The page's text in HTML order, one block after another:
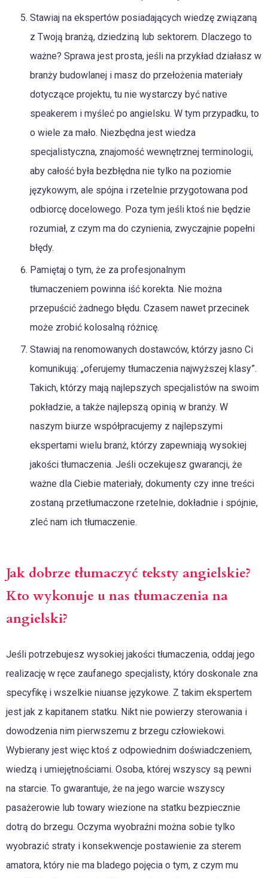
Stawiaj na ekspertów posiadających wiedzę związaną
z Twoją branżą, dziedziną lub sektorem. Dlaczego to
ważne? Sprawa jest prosta, jeśli na przykład działasz w
branży budowlanej i masz do przełożenia materiały
dotyczące projektu, tu nie wystarczy być native
speakerem i myśleć po angielsku. W tym przypadku, to
o wiele za mało. Niezbędna jest wiedza
specjalistyczna, znajomość wewnętrznej terminologii,
aby całość była bezbłędna nie tylko na poziomie
językowym, ale spójna i rzetelnie przygotowana pod
odbiorcę docelowego. Poza tym jeśli ktoś nie będzie
rozumiał, z czym ma do czynienia, zwyczajnie popełni
błędy.
Pamiętaj o tym, że za profesjonalnym
tłumaczeniem powinna iść korekta. Nie można
przepuścić żadnego błędu. Czasem nawet przecinek
może zrobić kolosalną różnicę.
Stawiaj na renomowanych dostawców, którzy jasno Ci
komunikują: „oferujemy tłumaczenia najwyższej klasy”.
Takich, którzy mają najlepszych specjalistów na swoim
pokładzie, a także najlepszą opinią w branży. W
naszym biurze współpracujemy z najlepszymi
ekspertami wielu branż, którzy zapewniają wysokiej
jakości tłumaczenia. Jeśli oczekujesz gwarancji, że
ważne dla Ciebie materiały, dokumenty czy inne treści
zostaną przetłumaczone rzetelnie, dokładnie i spójnie,
zleć nam ich tłumaczenie.
Jak dobrze tłumaczyć teksty angielskie?
Kto wykonuje u nas tłumaczenia na
angielski?
Jeśli potrzebujesz wysokiej jakości tłumaczenia, oddaj jego
realizację w ręce zaufanego specjalisty, który doskonale zna
specyfikę i wszelkie niuanse językowe. Z takim ekspertem
jest jak z kapitanem statku. Nikt nie powierzy sterowania i
dowodzenia nim pierwszemu z brzegu człowiekowi.
Wybierany jest więc ktoś z odpowiednim doświadczeniem,
wiedzą i umiejętnościami. Osoba, której wszyscy są pewni
na starcie. To gwarantuje, że na jego warcie wszyscy
pasażerowie lub towary wiezione na statku bezpiecznie
dotrą do brzegu. Oczyma wyobraźni można sobie tylko
wyobrazić straty i konsekwencje postawienie za sterem
amatora, który nie ma bladego pojęcia o tym, z czym mu